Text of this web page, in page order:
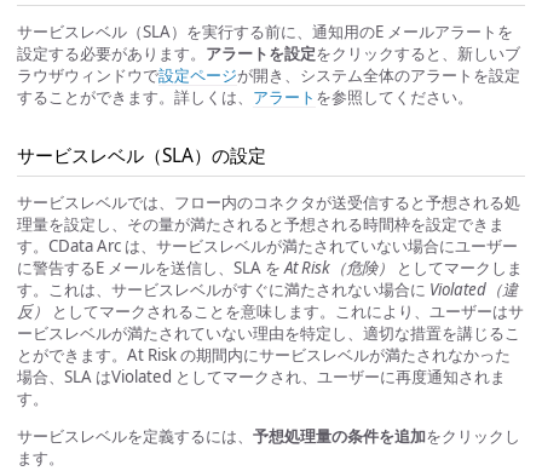
サービスレベル（SLA）を実行する前に、通知用のE メールアラートを
設定する必要があります。 アラートを設定をクリックすると、新しいブ
ラウザウィンドウで設定ページが開き、システム全体のアラートを設定
することができます。詳しくは、 アラート を参照してください。
サービスレベル（SLA）の設定
サービスレベルでは、フロー内のコネクタが送受信すると予想される処
理量を設定し、その量が満たされると予想される時間枠を設定できま
す。CData Arc は、サービスレベルが満たされていない場合にユーザー
に警告するE メールを送信し、SLA をAt Risk（危険）
としてマークしま
す。これは、サービスレベルがすぐに満たされない場合に Violated（違
反）
としてマークされることを意味します。これにより、ユーザーはサ
ービスレベルが満たされていない理由を特定し、適切な措置を講じるこ
とができます。At Risk の期間内にサービスレベルが満たされなかった
場合、SLA はViolated としてマークされ、ユーザーに再度通知されま
す。
サービスレベルを定義するには、 予想処理量の条件を追加をクリックし
ます。